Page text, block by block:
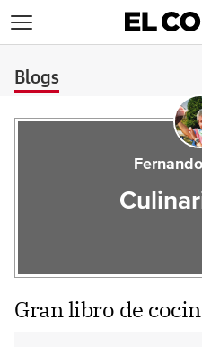
Blogs
Gran libro de